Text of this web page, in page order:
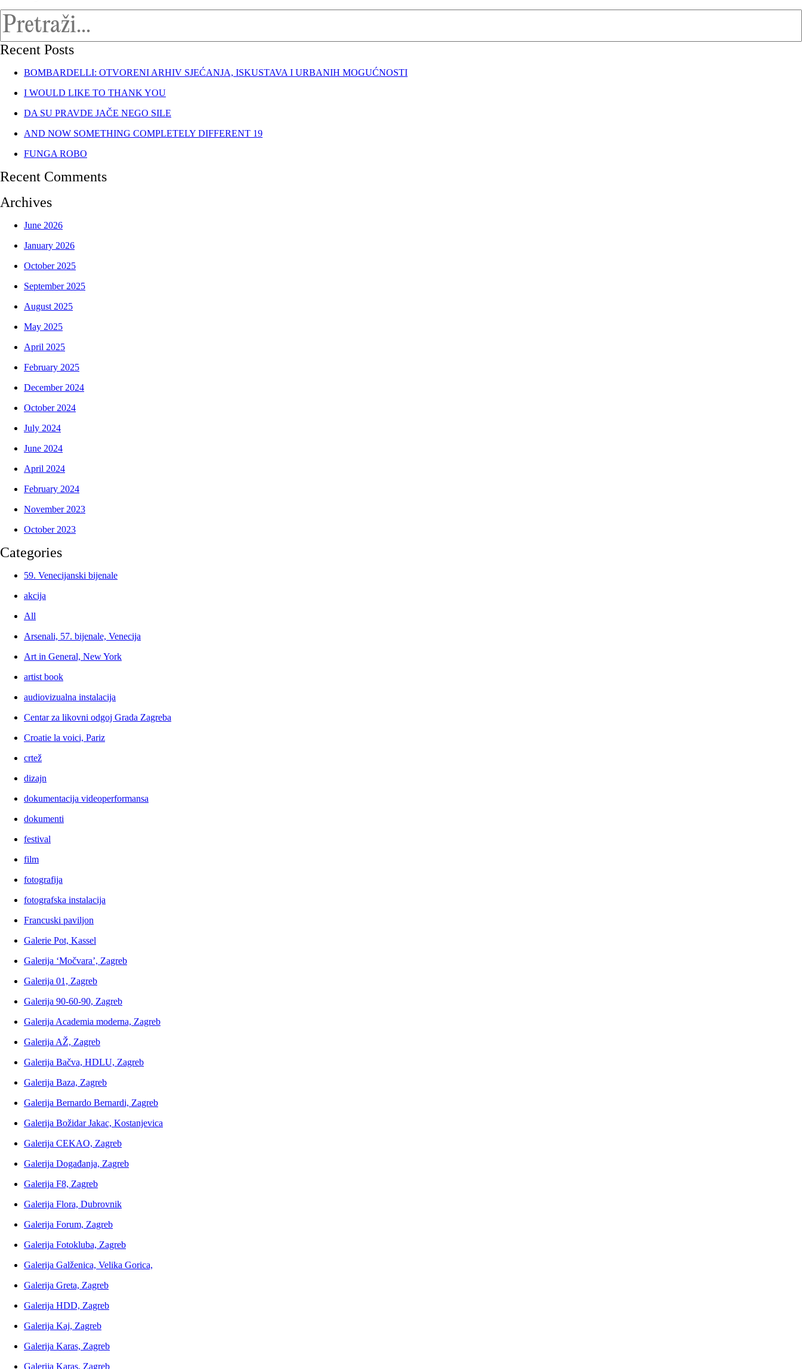
Recent Posts
BOMBARDELLI: OTVORENI ARHIV SJEĆANJA, ISKUSTAVA I URBANIH MOGUĆNOSTI
I WOULD LIKE TO THANK YOU
DA SU PRAVDE JAČE NEGO SILE
AND NOW SOMETHING COMPLETELY DIFFERENT 19
FUNGA ROBO
Recent Comments
Archives
June 2026
January 2026
October 2025
September 2025
August 2025
May 2025
April 2025
February 2025
December 2024
October 2024
July 2024
June 2024
April 2024
February 2024
November 2023
October 2023
Categories
59. Venecijanski bijenale
akcija
All
Arsenali, 57. bijenale, Venecija
Art in General, New York
artist book
audiovizualna instalacija
Centar za likovni odgoj Grada Zagreba
Croatie la voici, Pariz
crtež
dizajn
dokumentacija videoperformansa
dokumenti
festival
film
fotografija
fotografska instalacija
Francuski paviljon
Galerie Pot, Kassel
Galerija ‘Močvara’, Zagreb
Galerija 01, Zagreb
Galerija 90-60-90, Zagreb
Galerija Academia moderna, Zagreb
Galerija AŽ, Zagreb
Galerija Bačva, HDLU, Zagreb
Galerija Baza, Zagreb
Galerija Bernardo Bernardi, Zagreb
Galerija Božidar Jakac, Kostanjevica
Galerija CEKAO, Zagreb
Galerija Događanja, Zagreb
Galerija F8, Zagreb
Galerija Flora, Dubrovnik
Galerija Forum, Zagreb
Galerija Fotokluba, Zagreb
Galerija Galženica, Velika Gorica,
Galerija Greta, Zagreb
Galerija HDD, Zagreb
Galerija Kaj, Zagreb
Galerija Karas, Zagreb
Galerija Karas, Zagreb